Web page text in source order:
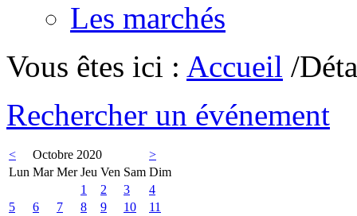
Les marchés
Vous êtes ici : Accueil /
Rechercher un événement
< Octobre 2020
>
Lun Mar Mer Jeu Ven Sam Dim
1
2 3
4
5
6 7 8 9 10
11